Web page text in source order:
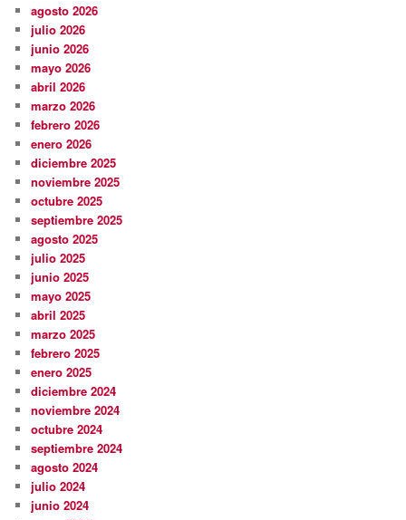
agosto 2026
julio 2026
junio 2026
mayo 2026
abril 2026
marzo 2026
febrero 2026
enero 2026
diciembre 2025
noviembre 2025
octubre 2025
septiembre 2025
agosto 2025
julio 2025
junio 2025
mayo 2025
abril 2025
marzo 2025
febrero 2025
enero 2025
diciembre 2024
noviembre 2024
octubre 2024
septiembre 2024
agosto 2024
julio 2024
junio 2024